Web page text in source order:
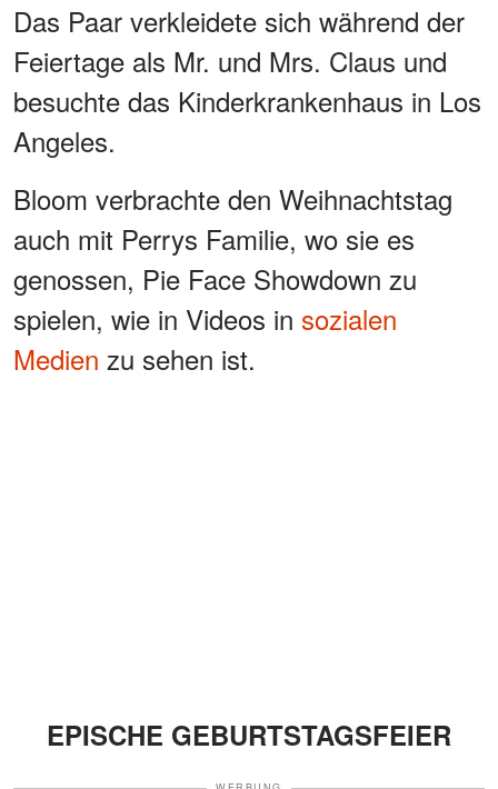
Das Paar verkleidete sich während der
Feiertage als Mr. und Mrs. Claus und
besuchte das Kinderkrankenhaus in Los
Angeles.
Bloom verbrachte den Weihnachtstag
auch mit Perrys Familie, wo sie es
genossen, Pie Face Showdown zu
spielen, wie in Videos in sozialen
Medien zu sehen ist.
EPISCHE GEBURTSTAGSFEIER